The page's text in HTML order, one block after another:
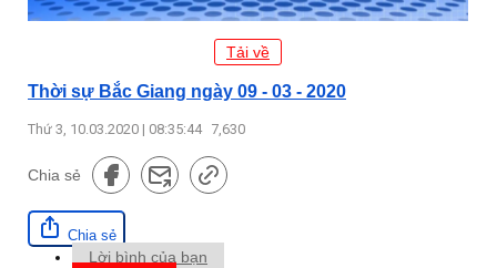
Tải về
Thời sự Bắc Giang ngày 09 - 03 - 2020
Thứ 3, 10.03.2020 | 08:35:44 7,630
Chia sẻ
Chia sẻ
Lời bình của bạn